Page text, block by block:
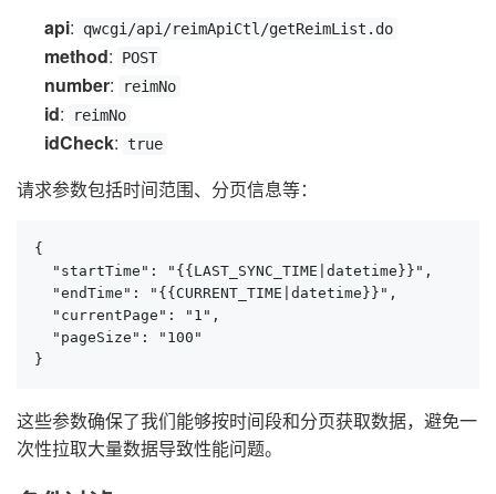
api: qwcgi/api/reimApiCtl/getReimList.do
method: POST
number: reimNo
id: reimNo
idCheck: true
请求参数包括时间范围、分页信息等：
{
  "startTime": "{{LAST_SYNC_TIME|datetime}}",
  "endTime": "{{CURRENT_TIME|datetime}}",
  "currentPage": "1",
  "pageSize": "100"
}
这些参数确保了我们能够按时间段和分页获取数据，避免一
次性拉取大量数据导致性能问题。